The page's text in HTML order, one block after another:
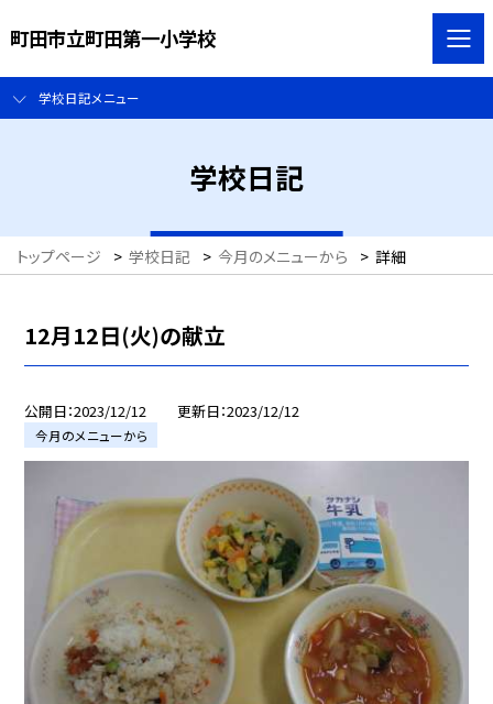
町田市立町田第一小学校
学校日記メニュー
学校日記
トップページ > 学校日記 > 今月のメニューから > 詳細
12月12日(火)の献立
公開日 2023/12/12 更新日 2023/12/12
今月のメニューから